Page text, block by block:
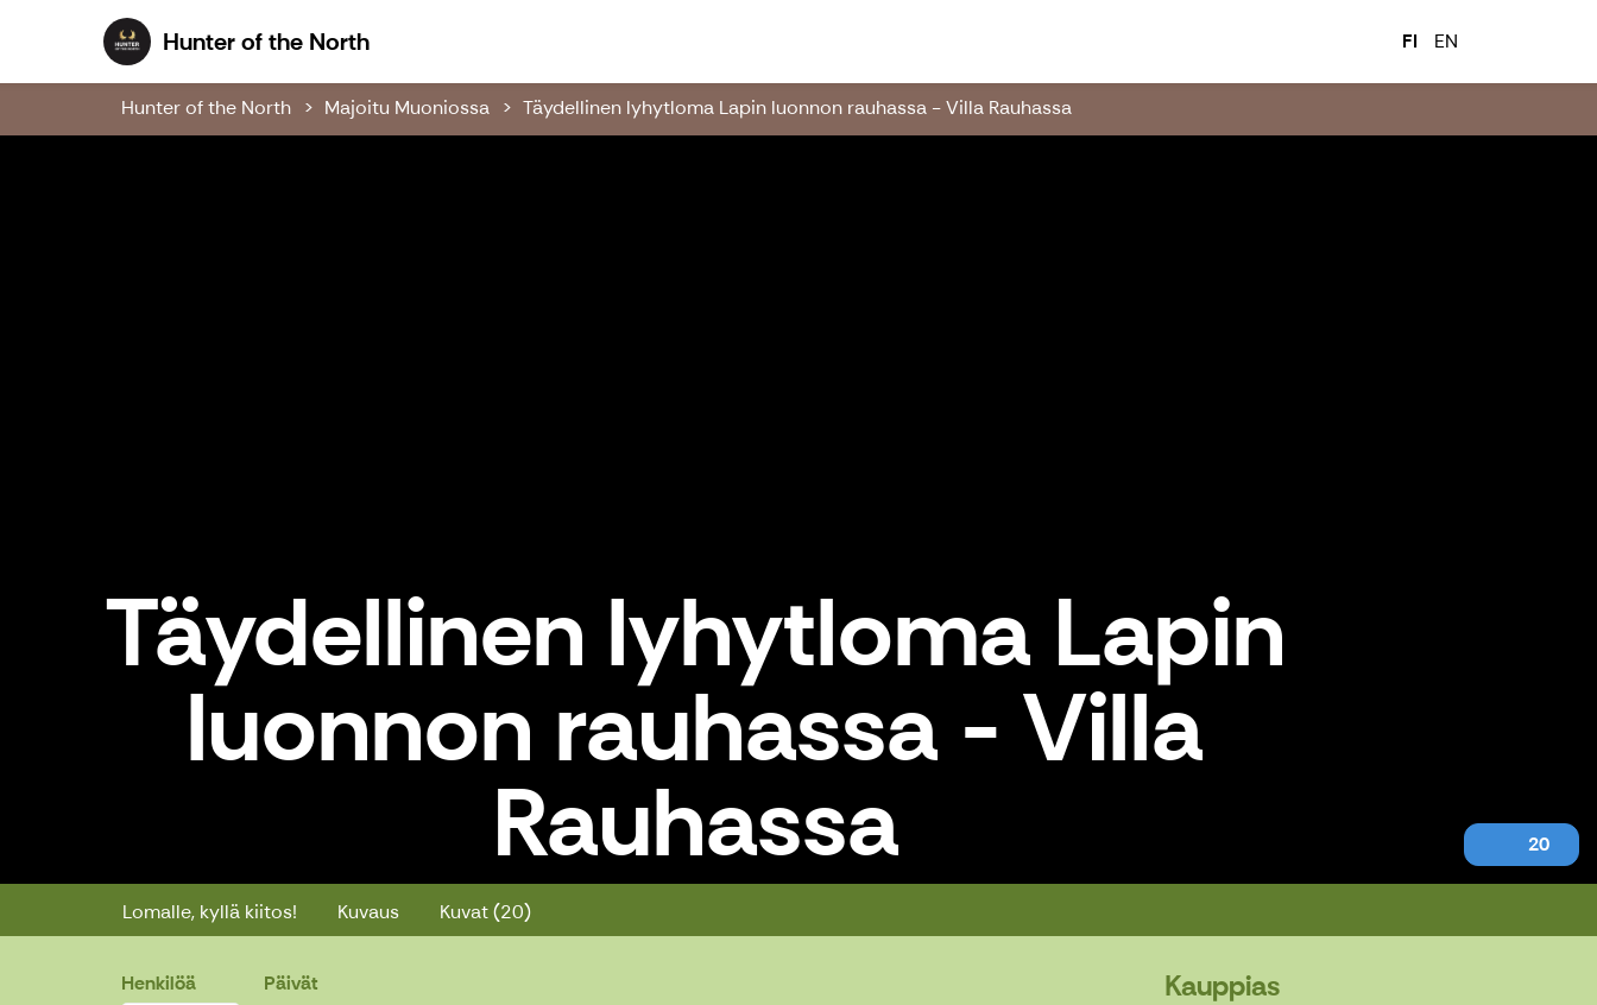
Hunter of the NorthHunter of the North FI EN
Hunter of the North Majoitu Muoniossa Täydellinen lyhytloma Lapin luonnon rauhassa - Villa Rauhassa
Täydellinen lyhytloma Lapin
luonnon rauhassa - Villa
Rauhassa 20
Täydellinen lyhytloma Lapin luonnon rauhassa - Villa Rauhassa
Lomalle, kyllä kiitos! Kuvaus Kuvat (20)
Henkilöä
Päivät
Kauppias